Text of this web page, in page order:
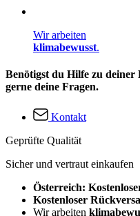
Wir arbeiten
klimabewusst.
Benötigst du Hilfe zu
gerne deine Fragen.
Kontakt
Geprüfte Qualität
Sicher und vertraut einkaufen
Österreich:
Kostenloser
Wir arbeiten